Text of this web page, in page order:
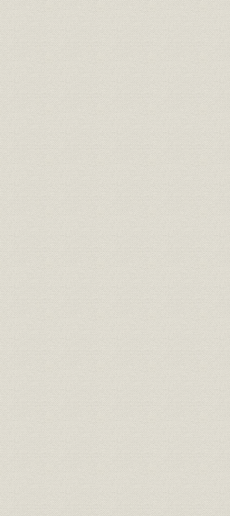
創立から財閥解体へ
口絵
第5章 三菱地所株式会社の誕生(昭和5年~12年)
第1節 世界恐慌の波と丸の内
第2節 「満州国」での事業
第3節 三菱地所株式会社の誕生
第4節 当社独立前後の経営
第6章 太平洋戦争と丸の内(昭和12年~20年)
第1節 丸の内にも戦火の嵐
第2節 丸の内以外での事業展開
第3節 戦時下の当社経営
第7章 占領軍の進駐と戦後の混乱(昭和20年~25年)
第1節 敗戦と財閥解体
第2節 危機に見舞われた事業基盤
第3節 終戦直後の当社経営
中世の江戸図[村井益男『江戸城』中公新書、昭和39年]
家康入府当時の江戸図[『千代田区史』上、昭和35年]
道三堀の開鑿[鈴木理生『幻の江戸百年』筑摩書房、平成3年]
慶長11、12年の江戸城普譜[前掲『幻の江戸百年』]
江戸城の完成[鈴木理生『千代田区の歴史』名著出版、昭和53年]
江戸城築城略年表
慶長江戸図に基づく丸の内周辺諸大名の配置図[『古図より見た
会社地所部、昭和4年]
江戸城下の各郭[前掲『古図より見たる丸ノ内』]
評定所と伝奏屋敷[前掲『江戸城』]